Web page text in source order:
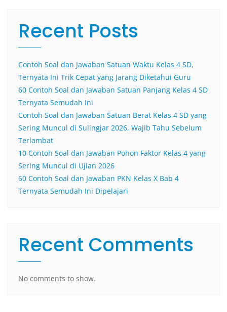
Recent Posts
Contoh Soal dan Jawaban Satuan Waktu Kelas 4 SD,
Ternyata Ini Trik Cepat yang Jarang Diketahui Guru
60 Contoh Soal dan Jawaban Satuan Panjang Kelas 4 SD
Ternyata Semudah Ini
Contoh Soal dan Jawaban Satuan Berat Kelas 4 SD yang
Sering Muncul di Sulingjar 2026, Wajib Tahu Sebelum
Terlambat
10 Contoh Soal dan Jawaban Pohon Faktor Kelas 4 yang
Sering Muncul di Ujian 2026
60 Contoh Soal dan Jawaban PKN Kelas X Bab 4
Ternyata Semudah Ini Dipelajari
Recent Comments
No comments to show.